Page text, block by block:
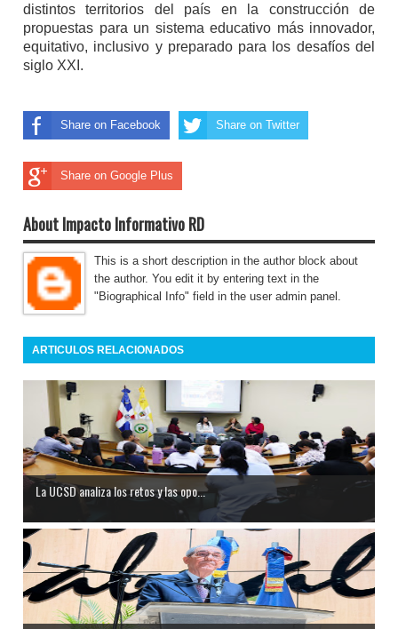
distintos territorios del país en la construcción de
propuestas para un sistema educativo más innovador,
equitativo, inclusivo y preparado para los desafíos del
siglo XXI.
Share on Facebook Share on Twitter
Share on Google Plus
About Impacto Informativo RD
This is a short description in the author block about
the author. You edit it by entering text in the
"Biographical Info" field in the user admin panel.
ARTICULOS RELACIONADOS
La UCSD analiza los retos y las opo...